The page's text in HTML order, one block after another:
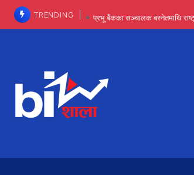
TRENDING प्रभू बैंकका सञ्चालक बस्नेतमाथि
प्रभू बैंकमा सेञ्चुरीबाट आएका
कमाइमा गरिमाको
प्रभु बैंकमा रमिता :